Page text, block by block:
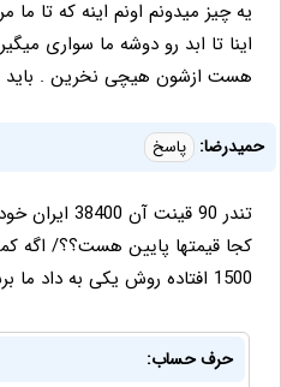
یه چیز میدونم اونم اینه که تا
اینا تا ابد رو دوشه ما سواری
هست ازشون هیچی نخرین . باید
حمیدرضا: پاسخ
کجا قیمتها پایین هست؟؟/ اگه
1500 افتاده روش یکی به داد ما برسه اون ور سال چند می شود.
حرف حساب: